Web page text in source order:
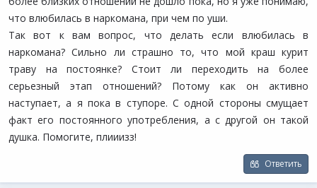
что влюбилась в наркомана, при чем по уши.
Так вот к вам вопрос, что делать если влюбилась в
наркомана? Сильно ли страшно то, что мой краш курит
траву на постоянке? Стоит ли переходить на более
серьезный этап отношений? Потому как он активно
наступает, а я пока в ступоре. С одной стороны смущает
факт его постоянного употребления, а с другой он такой
душка. Помогите, плииизз!​
Ответить